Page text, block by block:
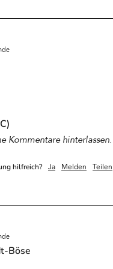
Kommentare hinterlassen.
hilfreich? Ja Melden Teilen
Böse